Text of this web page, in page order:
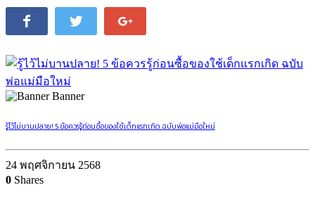
Banner
รู้ไว้ไม่บานปลาย! 5 ข้อควรรู้ก่อนซื้อของใช้เด็กแรกเกิด ฉบับพ่อแม่มือใหม่
24 พฤศจิกายน 2568
0 Shares